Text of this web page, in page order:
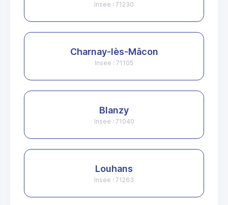
Insee : 71230
Charnay-lès-Mâcon
Insee : 71105
Blanzy
Insee : 71040
Louhans
Insee : 71263